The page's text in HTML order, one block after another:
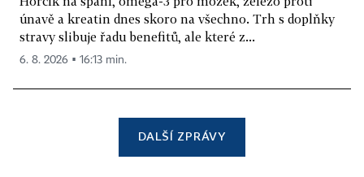
únavě a kreatin dnes skoro na všechno. Trh s doplňky
stravy slibuje řadu benefitů, ale které z...
6. 8. 2026 ▪ 16:13 min.
DALŠÍ ZPRÁVY